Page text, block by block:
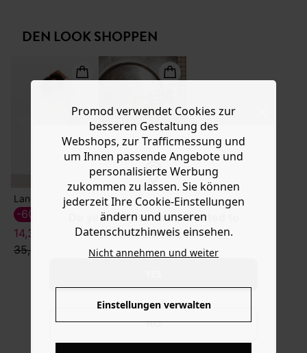
Do you want to be redirected to
www.promod.com ?
NO
Arm und geradem Saum sowie Ton in Ton gehaltenen
Nähten. Enthält 100 % Baumwolle aus biologischem
Anbau, die zum Schutz der Biodiversität ohne Pestizide,
Kunstdünger oder Gentechnologie angebaut wird.
DEN LOOK SHOPPEN
Langer Spitzenrock
14,39 €
35,99 €
-60%
Wildledersandalen
18,39 €
45,99 €
-60%
Promod verwendet Cookies zur
besseren Gestaltung des
Webshops, zur Trafficmessung und
um Ihnen passende Angebote und
personalisierte Werbung
zukommen zu lassen. Sie können
jederzeit Ihre Cookie-Einstellungen
ändern und unseren
Datenschutzhinweis einsehen.
Nicht annehmen und weiter
Einstellungen verwalten